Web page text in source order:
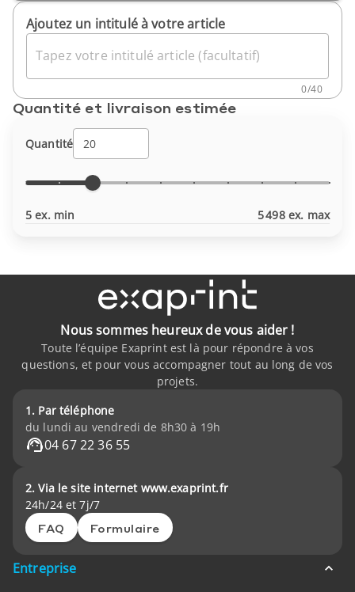
Ajoutez un intitulé à votre article
Tapez votre intitulé article (facultatif)
0/40
Quantité et livraison estimée
Quantité
5 ex. min 5 498 ex. max
Nous sommes heureux de vous aider !
Toute l’équipe Exaprint est là pour répondre à vos
questions, et pour vous accompagner tout au long de vos
projets.
1. Par téléphone
du lundi au vendredi de 8h30 à 19h
04 67 22 36 55
2. Via le site internet www.exaprint.fr
24h/24 et 7j/7
FAQ Formulaire
Entreprise